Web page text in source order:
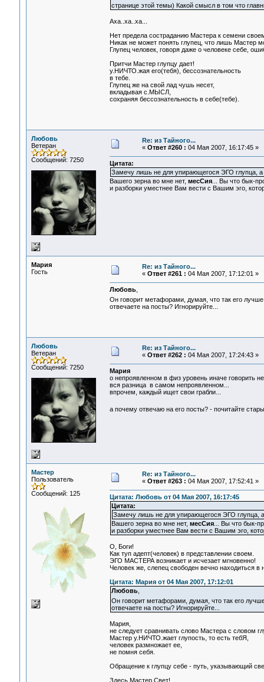
странице этой темы) Какой смысл в том что
Аха..ха..ха...
Нет предела состраданию Мастера к семени
Никак не может понять глупец, что лишь Мастер
Глупец человек, говоря даже о человеке себе,
Притчи Мастер глупцу дает!
у.НИЧТО.жая его(тебя), бессознательность
в тебе.
Глупец же на свой лад чушь несет,
вкладывая с.МЫСЛ,
сохраняя бессознательность в себе(тебе).
Любовь
Ветеран
Сообщений: 7250
Re: из Тайного...
« Ответ #260 : 04 Мая 2007, 16:17:45 »
Цитата:
Замечу лишь не для упирающегося ЭГО глупца, а
Вашего зерна во мне нет, месСия... Вы что бык-
и разборки уместнее Вам вести с Вашим эго,
Мария
Гость
Re: из Тайного...
« Ответ #261 : 04 Мая 2007, 17:12:01 »
Любовь,
Он говорит метафорами, думая, что так его
отвечаете на посты? Игнорируйте...
Любовь
Ветеран
Сообщений: 7250
Re: из Тайного...
« Ответ #262 : 04 Мая 2007, 17:24:43 »
Мария
о непроявленном в физ уровень иначе говорить
вся разница в самом непроявленном...
впрочем, каждый ищет свои грабли...
а почему отвечаю на его посты? - почитайте
Мастер
Пользователь
Сообщений: 125
Re: из Тайного...
« Ответ #263 : 04 Мая 2007, 17:52:41 »
Цитата: Любовь от 04 Мая 2007, 16:17:45
Цитата:
Замечу лишь не для упирающегося ЭГО глупца,
Вашего зерна во мне нет, месСия... Вы что бык-
и разборки уместнее Вам вести с Вашим эго,
О, Боги!
Как туп адепт(человек) в представлении своем.
ЭГО МАСТЕРА возникает и исчезает мгновенно!
Человек же, слепец свободен вечно находиться в
Цитата: Мария от 04 Мая 2007, 17:12:01
Любовь,
Он говорит метафорами, думая, что так его
отвечаете на посты? Игнорируйте...
Мария,
не следует сравнивать слово Мастера с словом
Мастер у.НИЧТО.жает глупость, то есть тебЯ,
человек размножает ее,
не помня себя.
Обращение к глупцу себе - путь, указывающий
Здесь Мастер Свет!